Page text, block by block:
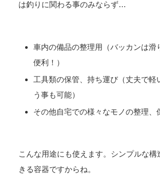
は釣りに関わる事のみならず…
車内の備品の整理用（バッカンは滑
便利！）
工具類の保管、持ち運び（丈夫で軽
う事も可能）
その他自宅での様々なモノの整理、
こんな用途にも使えます。シンプルな構
きる容器ですからね。